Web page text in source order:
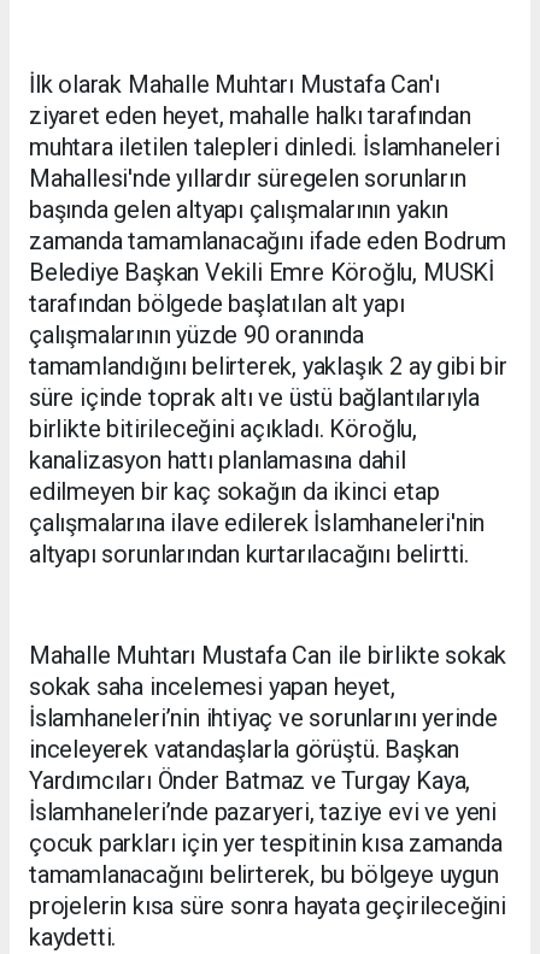
İlk olarak Mahalle Muhtarı Mustafa Can'ı
ziyaret eden heyet, mahalle halkı tarafından
muhtara iletilen talepleri dinledi. İslamhaneleri
Mahallesi'nde yıllardır süregelen sorunların
başında gelen altyapı çalışmalarının yakın
zamanda tamamlanacağını ifade eden Bodrum
Belediye Başkan Vekili Emre Köroğlu, MUSKİ
tarafından bölgede başlatılan alt yapı
çalışmalarının yüzde 90 oranında
tamamlandığını belirterek, yaklaşık 2 ay gibi bir
süre içinde toprak altı ve üstü bağlantılarıyla
birlikte bitirileceğini açıkladı. Köroğlu,
kanalizasyon hattı planlamasına dahil
edilmeyen bir kaç sokağın da ikinci etap
çalışmalarına ilave edilerek İslamhaneleri'nin
altyapı sorunlarından kurtarılacağını belirtti.
Mahalle Muhtarı Mustafa Can ile birlikte sokak
sokak saha incelemesi yapan heyet,
İslamhaneleri’nin ihtiyaç ve sorunlarını yerinde
inceleyerek vatandaşlarla görüştü. Başkan
Yardımcıları Önder Batmaz ve Turgay Kaya,
İslamhaneleri’nde pazaryeri, taziye evi ve yeni
çocuk parkları için yer tespitinin kısa zamanda
tamamlanacağını belirterek, bu bölgeye uygun
projelerin kısa süre sonra hayata geçirileceğini
kaydetti.